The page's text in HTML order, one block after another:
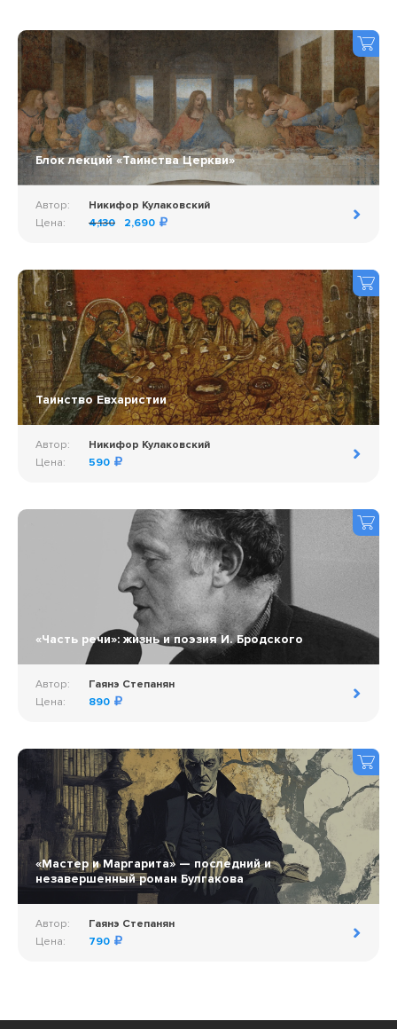
Блок лекций «Таинства Церкви»
Автор:
Никифор Кулаковский
Цена:
4,130 2,690
Таинство Евхаристии
Автор:
Никифор Кулаковский
Цена:
590
«Часть речи»: жизнь и поэзия И. Бродского
Автор:
Гаянэ Степанян
Цена:
890
«Мастер и Маргарита» — последний и
незавершенный роман Булгакова
Автор:
Гаянэ Степанян
Цена:
790